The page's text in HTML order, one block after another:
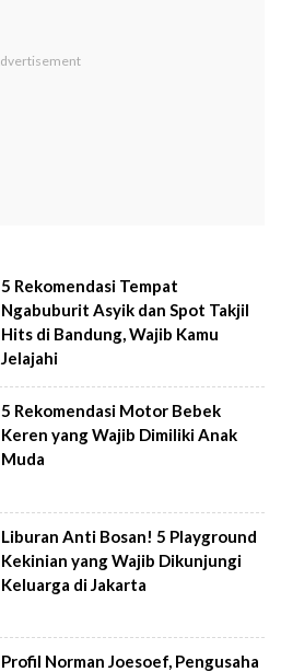
5 Rekomendasi Tempat
Ngabuburit Asyik dan Spot Takjil
Hits di Bandung, Wajib Kamu
Jelajahi
5 Rekomendasi Motor Bebek
Keren yang Wajib Dimiliki Anak
Muda
Liburan Anti Bosan! 5 Playground
Kekinian yang Wajib Dikunjungi
Keluarga di Jakarta
Profil Norman Joesoef, Pengusaha